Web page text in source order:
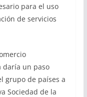
para el uso
de servicios
daría un paso
grupo de países a
Sociedad de la